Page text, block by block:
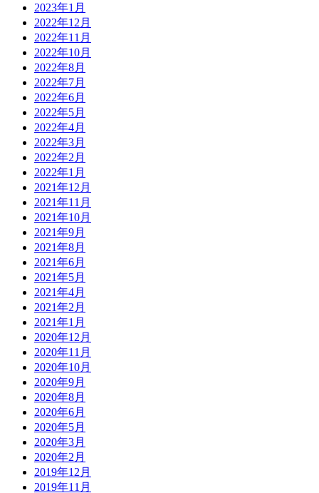
2023年1月
2022年12月
2022年11月
2022年10月
2022年8月
2022年7月
2022年6月
2022年5月
2022年4月
2022年3月
2022年2月
2022年1月
2021年12月
2021年11月
2021年10月
2021年9月
2021年8月
2021年6月
2021年5月
2021年4月
2021年2月
2021年1月
2020年12月
2020年11月
2020年10月
2020年9月
2020年8月
2020年6月
2020年5月
2020年3月
2020年2月
2019年12月
2019年11月